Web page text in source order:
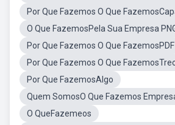
Por Que Fazemos O Que
O Que FazemosPela Sua Empresa
Por Que Fazemos O Que FazemosPDF
Por Que Fazemos O Que
Por Que FazemosAlgo
Quem SomosO Que Fazemos
O QueFazemeos